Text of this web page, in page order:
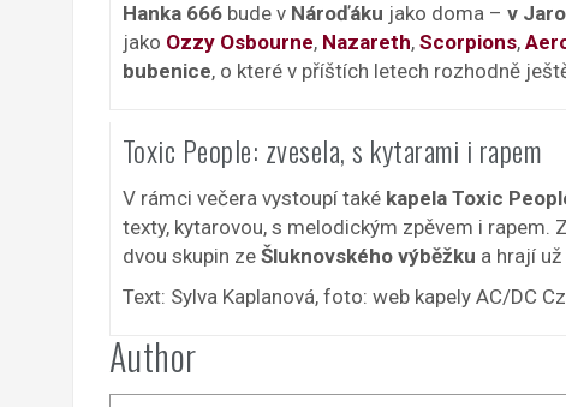
Hanka 666bude v Nároďáku jako doma – v
jako Ozzy Osbourne, Nazareth, Scorpions,
bubenice, o které v příštích letech rozhodně
Toxic People: zvesela, s kytarami i rapem
V rámci večera vystoupí také kapela Toxic
texty, kytarovou, s melodickým zpěvem i
dvou skupin ze Šluknovského výběžku a hrají
Text: Sylva Kaplanová, foto: web kapely AC/DC
Author